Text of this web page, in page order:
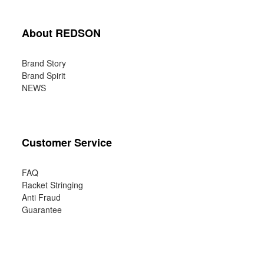
About REDSON
Brand Story
Brand Spirit
NEWS
Customer Service
FAQ
Racket Stringing
Anti Fraud
Guarantee